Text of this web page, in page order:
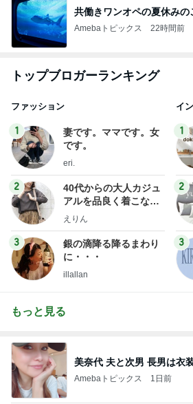
共働きワンオペの夏休みの
Amebaトピックス 22時間前
トップブロガーランキング
ファッション
1
妻です。ママです。女
です。
eri.
2
40代からの大人カジュ
アルを品良く着こなす
ファッションブログ
えりん
3
銀の滴降る降るまわり
に・・・
illallan
イ
1
2
3
もっと見る
美奈代 夫と次男 長男は衣
Amebaトピックス 1日前